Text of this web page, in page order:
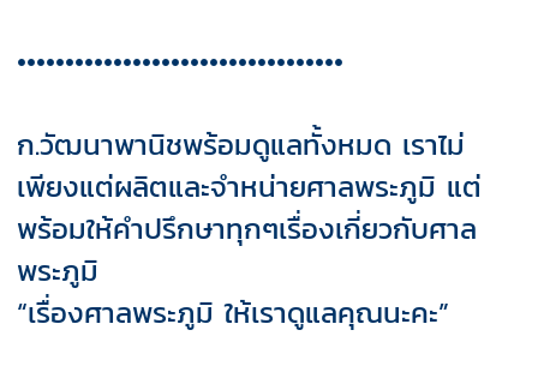
••••••••••••••••••••••••••••••••••
ก.วัฒนาพานิชพร้อมดูแลทั้งหมด เราไม่
เพียงแต่ผลิตและจำหน่ายศาลพระภูมิ แต่
พร้อมให้คำปรึกษาทุกๆเรื่องเกี่ยวกับศาล
พระภูมิ
“เรื่องศาลพระภูมิ ให้เราดูแลคุณนะคะ”